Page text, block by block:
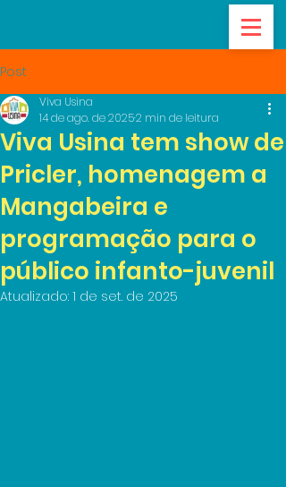
Post
Viva Usina tem show de
Pricler, homenagem a
Mangabeira e
programação para o
público infanto-juvenil
Viva Usina
14 de ago. de 20252 min de leitura
Atualizado: 1 de set. de 2025